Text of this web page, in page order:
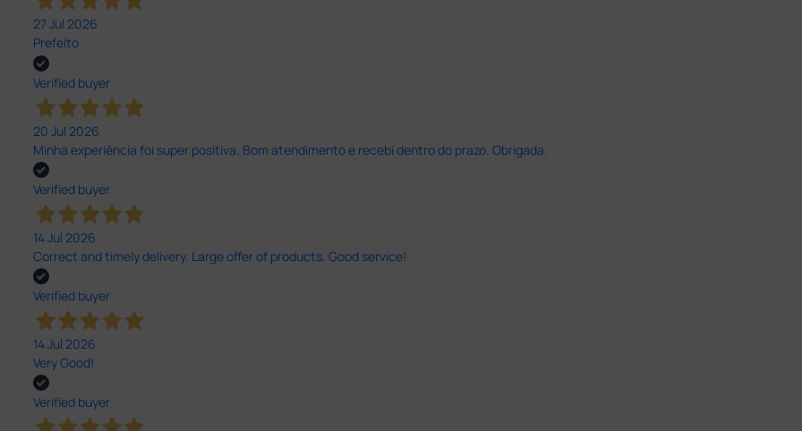
27 Jul 2026
Prefeito
Verified buyer
20 Jul 2026
Minha experiência foi super positiva. Bom atendimento e recebi dentro do prazo. Obrigada.
Verified buyer
14 Jul 2026
Correct and timely delivery. Large offer of products. Good service!
Verified buyer
14 Jul 2026
Very Good!
Verified buyer